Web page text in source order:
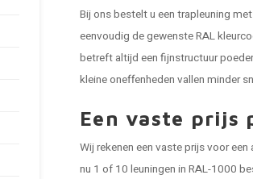
Bij ons bestelt u een trapleuning
eenvoudig de gewenste RAL
betreft altijd een fijnstructuur
kleine oneffenheden vallen minder
Een vaste prijs
Wij rekenen een vaste prijs voor
nu 1 of 10 leuningen in RAL-1000